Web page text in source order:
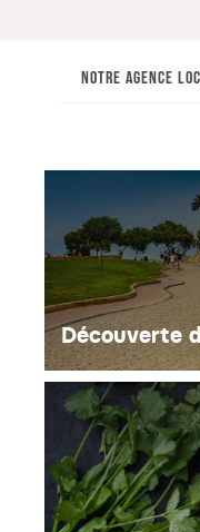
NOTRE AGENCE
Découverte